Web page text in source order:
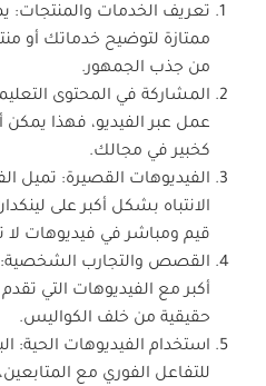
تعريف الخدمات والمنتجات:
ممتازة لتوضيح خدماتك أو
من جذب الجمهور.
المشاركة في المحتوى
عمل عبر الفيديو، فهذا
كخبير في مجالك.
الفيديوهات القصيرة: تميل
الانتباه بشكل أكبر على
قيم ومباشر في فيديوهات لا
القصص والتجارب الشخصية:
أكبر مع الفيديوهات التي
حقيقية من خلف الكواليس.
استخدام الفيديوهات الحية:
للتفاعل الفوري مع